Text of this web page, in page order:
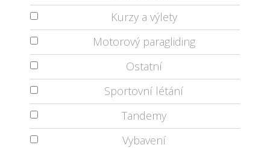
Kurzy a výlety
Motorový paragliding
Ostatní
Sportovní létání
Tandemy
Vybavení